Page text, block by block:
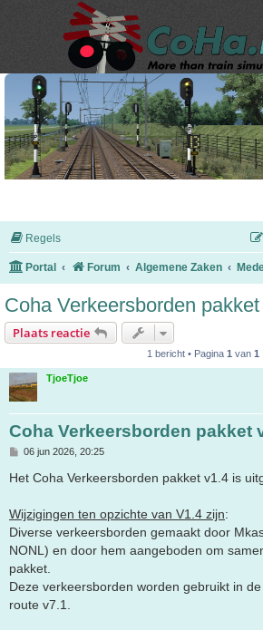
Regels
Portal Forum Algemene Zaken
Coha Verkeersborden
Plaats reactie
1 bericht • Pagina 1 van 1
TjoeTjoe
Coha Verkeersborden pakket
B
r
h
t
06 jun 2026, 20:25
Het Coha Verkeersborden pakket v1.4 is
Wijzigingen ten opzichte van V1.4 zijn:
Diverse verkeersborden gemaakt door
NONL) en door hem aangeboden om
pakket.
Deze verkeersborden worden gebruikt in
route v7.1.